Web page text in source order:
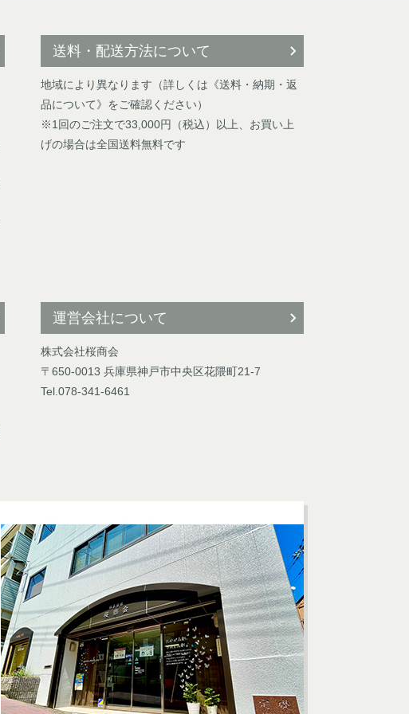
送料・配送方法について
地域により異なります（詳しくは《送料・納期・返
品について》をご確認ください）
※1回のご注文で33,000円（税込）以上、お買い上
げの場合は全国送料無料です
運営会社について
株式会社桜商会
〒650-0013 兵庫県神戸市中央区花隈町21-7
Tel.078-341-6461